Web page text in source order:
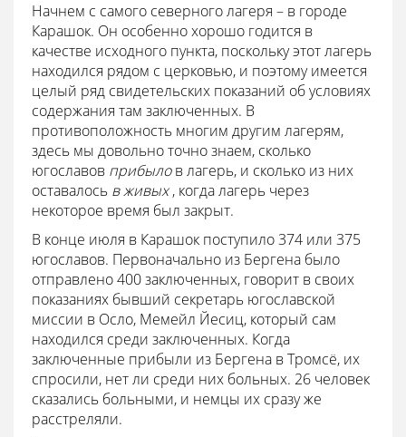
Начнем с самого северного лагеря – в городе
Карашок. Он особенно хорошо годится в
качестве исходного пункта, поскольку этот лагерь
находился рядом с церковью, и поэтому имеется
целый ряд свидетельских показаний об условиях
содержания там заключенных. В
противоположность многим другим лагерям,
здесь мы довольно точно знаем, сколько
югославов прибылов лагерь, и сколько из них
оставалось в живых, когда лагерь через
некоторое время был закрыт.
В конце июля в Карашок поступило 374 или 375
югославов. Первоначально из Бергена было
отправлено 400 заключенных, говорит в своих
показаниях бывший секретарь югославской
миссии в Осло, Мемейл Йесиц, который сам
находился среди заключенных. Когда
заключенные прибыли из Бергена в Тромсё, их
спросили, нет ли среди них больных. 26 человек
сказались больными, и немцы их сразу же
расстреляли.